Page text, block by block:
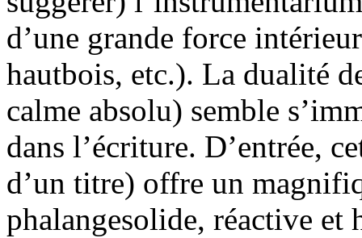
d’une grande force
hautbois, etc.). La dualité
calme absolu) semble
dans l’écriture. D’entrée,
d’un titre) offre un
phalangesolide, réactive et